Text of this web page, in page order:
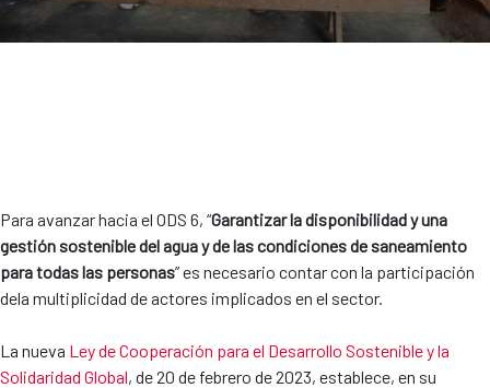
Para avanzar hacia el ODS 6, “Garantizar la disponibilidad y una
gestión sostenible del agua y de las condiciones de saneamiento
para todas las personas” es necesario contar con la participación
dela multiplicidad de actores implicados en el sector.
La nueva Ley de Cooperación para el Desarrollo Sostenible y la
Solidaridad Global, de 20 de febrero de 2023, establece, en su